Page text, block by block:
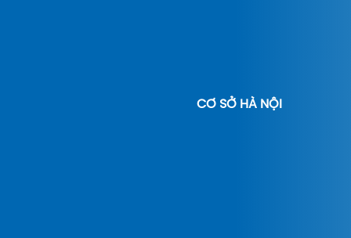
CƠ SỞ HÀ NỘI